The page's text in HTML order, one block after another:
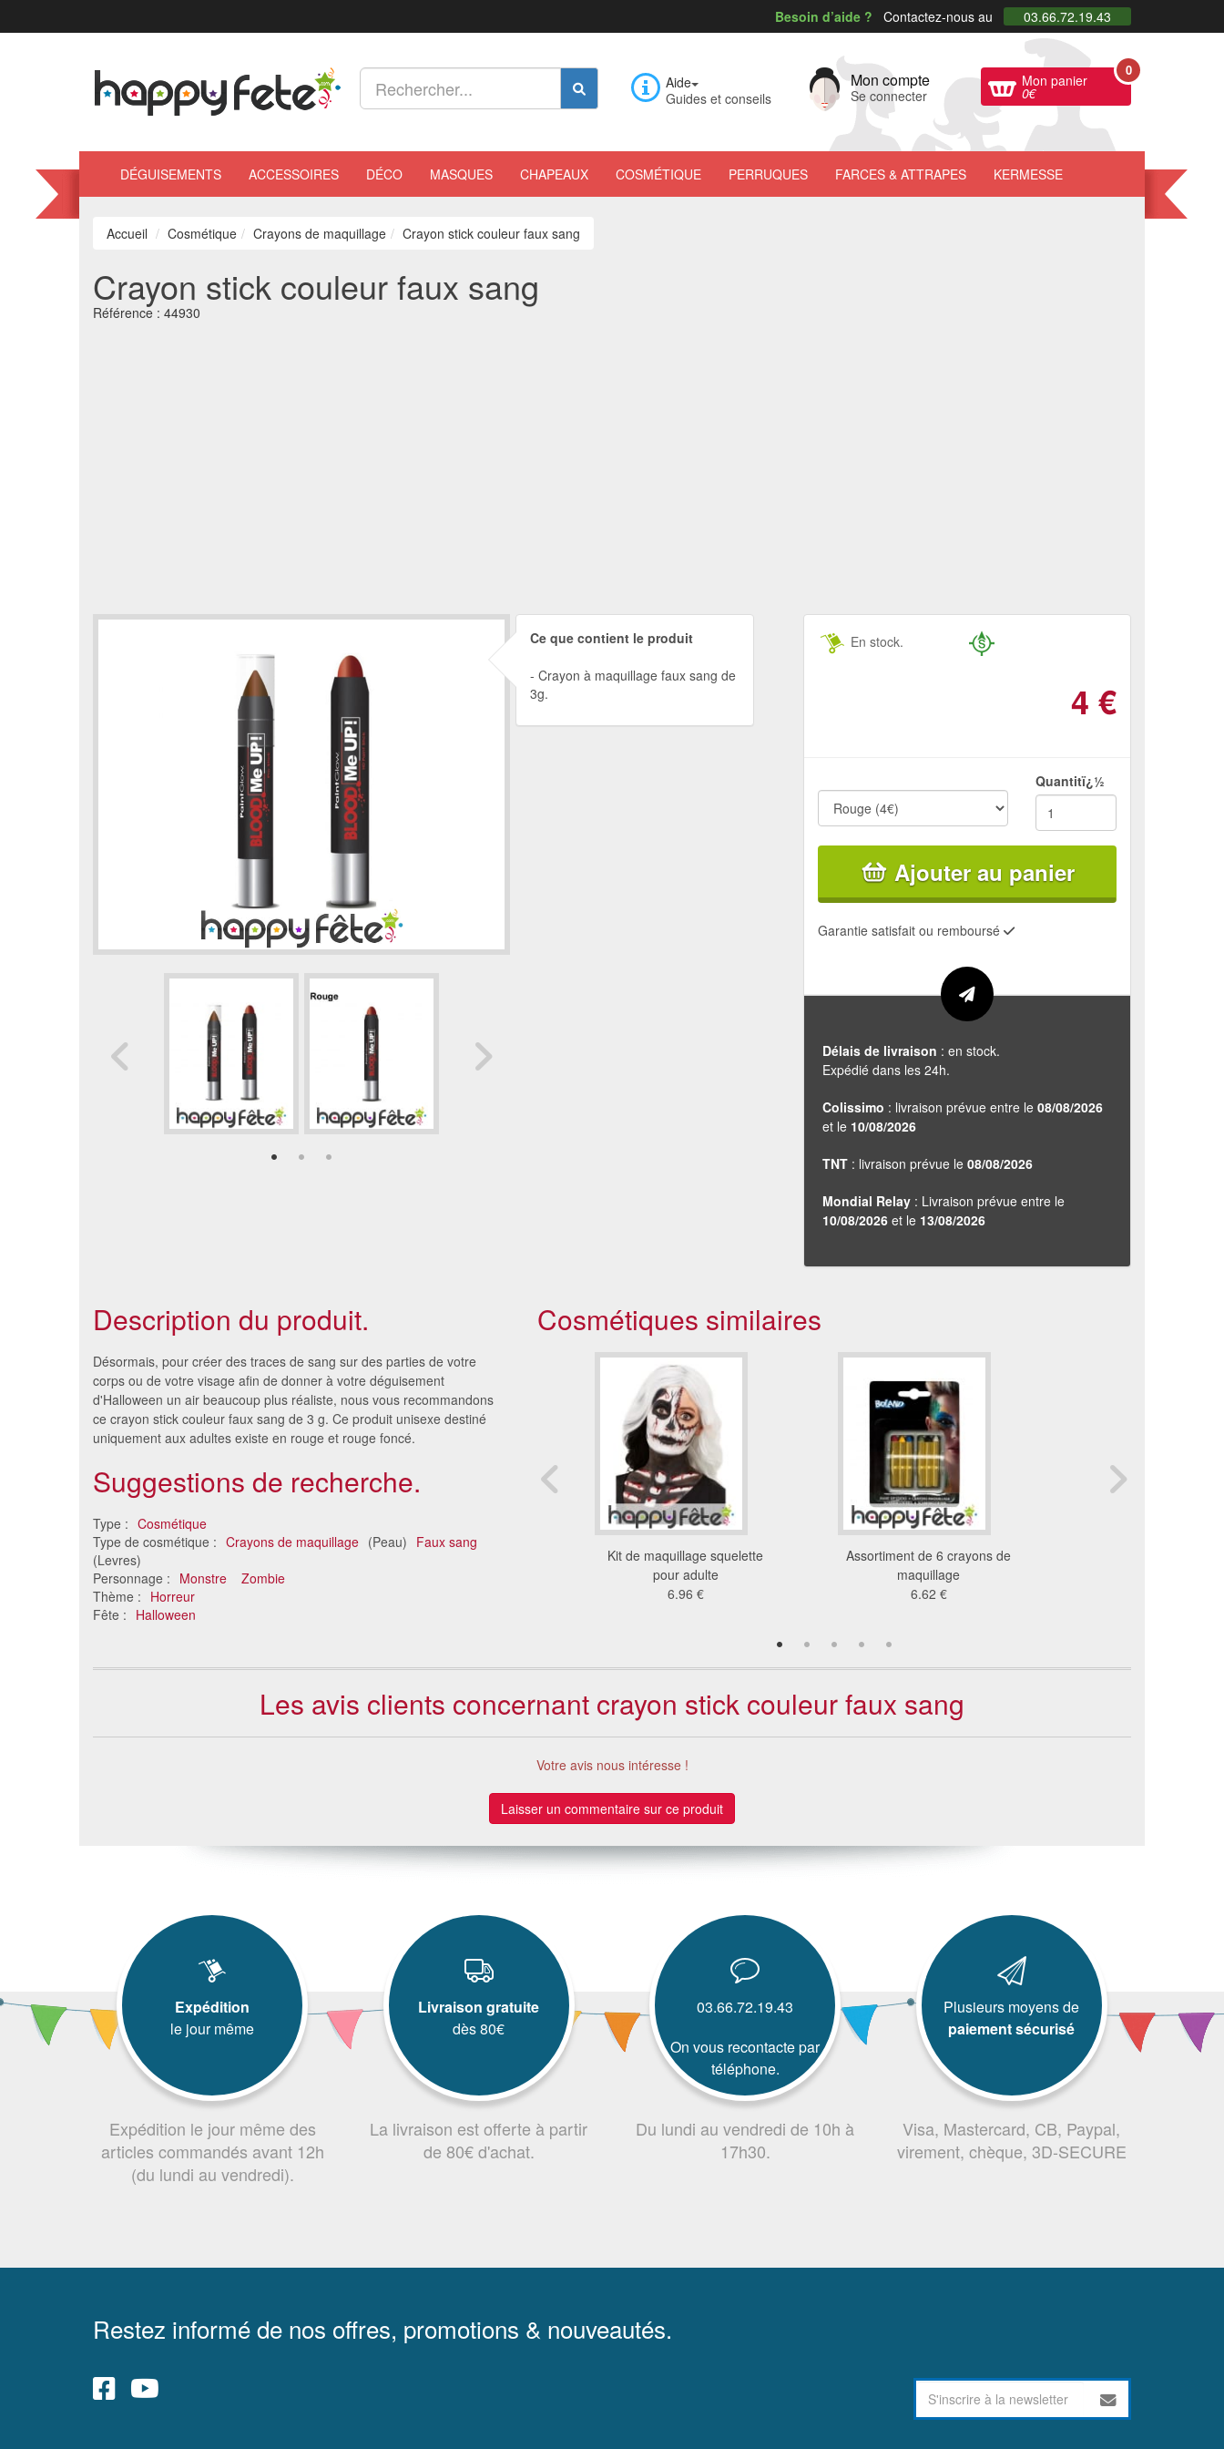
Besoin d’aide ? Contactez-nous au 03.66.72.19.43
Aide
Guides et conseils
Mon compte
Se connecter
Mon panier
0€
0
DÉGUISEMENTS ACCESSOIRES DÉCO MASQUES CHAPEAUX COSMÉTIQUE PERRUQUES FARCES & ATTRAPES KERMESSE
Accueil Cosmétique Crayons de maquillage Crayon stick couleur faux sang
Crayon stick couleur faux sang
Référence : 44930
Ce que contient le produit
Crayon à maquillage faux sang de
3g.
En stock.
4 €
Quantitï¿½
Ajouter au panier
Garantie satisfait ou remboursé
Délais de livraison : en stock.
Expédié dans les 24h.
Colissimo : livraison prévue entre le 08/08/2026
et le 10/08/2026
TNT : livraison prévue le 08/08/2026
Mondial Relay : Livraison prévue entre le
10/08/2026 et le 13/08/2026
Description du produit.
Désormais, pour créer des traces de sang sur des parties de votre
corps ou de votre visage afin de donner à votre déguisement
d'Halloween un air beaucoup plus réaliste, nous vous recommandons
ce crayon stick couleur faux sang de 3 g. Ce produit unisexe destiné
uniquement aux adultes existe en rouge et rouge foncé.
Suggestions de recherche.
Type : Cosmétique
Type de cosmétique : Crayons de maquillage (Peau) Faux sang
(Levres)
Personnage : Monstre
Zombie
Thème : Horreur
Fête : Halloween
Cosmétiques similaires
Crayon de cire pour cicatrices
4.14 €
Crayon gras de maquillage
Kit de maquillage squelette
pour adulte
6.96 €
Assortiment de 6 crayons de
maquillage
6.62 €
Les avis clients concernant crayon stick couleur faux sang
Votre avis nous intéresse !
Laisser un commentaire sur ce produit
Expédition
le jour même
Expédition le jour même des
articles commandés avant 12h
(du lundi au vendredi).
Livraison gratuite
dès 80€
La livraison est offerte à partir
de 80€ d'achat.
03.66.72.19.43
On vous recontacte par
téléphone.
Du lundi au vendredi de 10h à
17h30.
Plusieurs moyens de
paiement sécurisé
Visa, Mastercard, CB, Paypal,
virement, chèque, 3D-SECURE
Restez informé de nos offres, promotions & nouveautés.